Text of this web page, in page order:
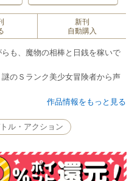
新刊
自動購入
も、魔物の相棒と日銭を稼いで
のＳランク美少女冒険者から声
を作る、法律スレスレの冒険譚
作品情報をもっと見る
ル・アクション